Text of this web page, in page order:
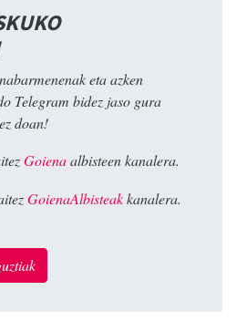
eta azken
Telegram bidez jaso gura
doan!
Goienaalbisteen kanalera.
GoienaAlbisteakkanalera.